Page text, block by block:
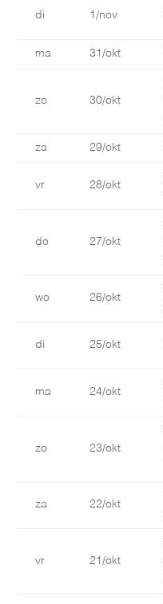
di 1/nov
ma 31/okt
zo 30/okt
za 29/okt
vr 28/okt
do 27/okt
wo 26/okt
di 25/okt
ma 24/okt
zo 23/okt
za 22/okt
vr 21/okt